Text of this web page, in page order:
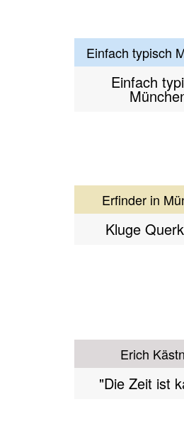
Erich
"Die Zeit ist
Erobere
selbst